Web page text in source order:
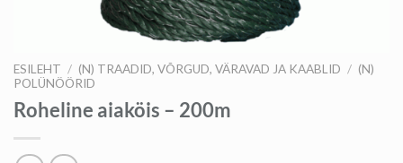
ESILEHT / (N) TRAADID, VÕRGUD, VÄRAVAD JA KAABLID / (N)
POLÜNÖÖRID
Roheline aiaköis – 200m